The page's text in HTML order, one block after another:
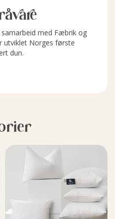
med Fæbrik og
utviklet Norges første
dun.